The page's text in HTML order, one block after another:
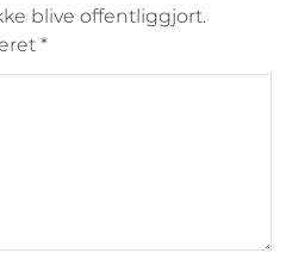
blive offentliggjort.
*